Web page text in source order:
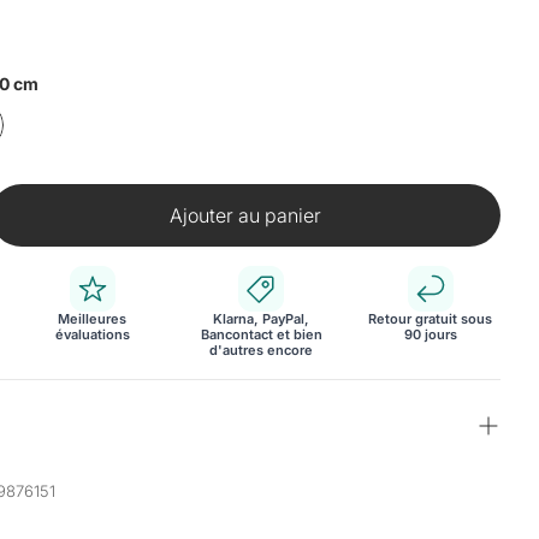
cm
Ajouter au panier
Meilleures
évaluations
Klarna, PayPal,
Bancontact et bien
d'autres encore
Retour gratuit sous
90 jours